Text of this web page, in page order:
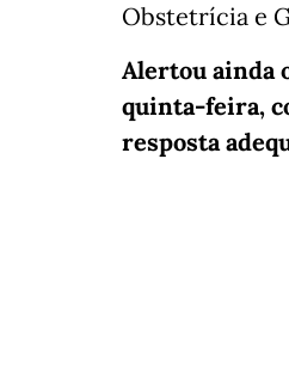
Obstetrícia e
Alertou ainda
quinta-feira,
resposta